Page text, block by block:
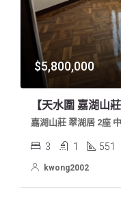
$5,800,000
嘉湖山莊 翠湖居 2座
3 1 551
kwong2002